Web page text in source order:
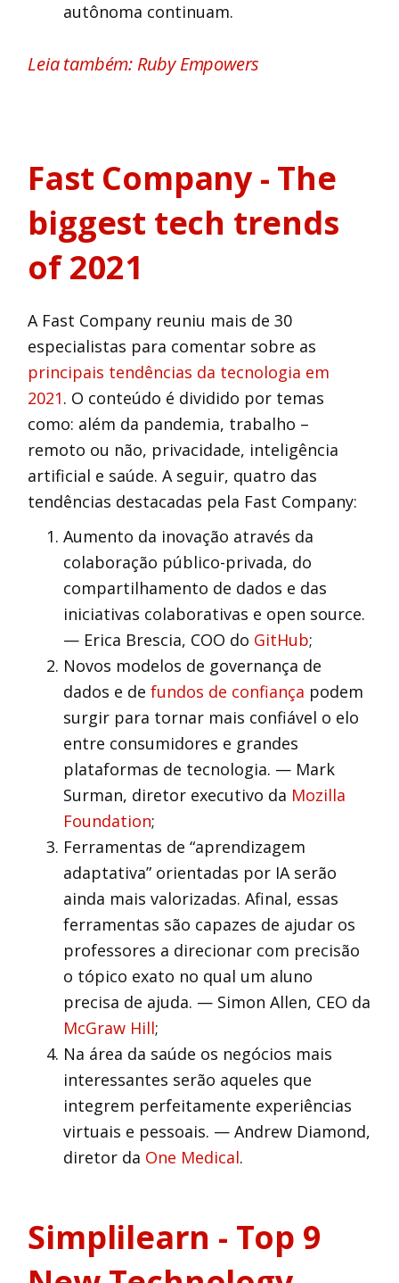
autônoma continuam.
Leia também: Ruby Empowers
Fast Company - The
biggest tech trends
of 2021
A Fast Company reuniu mais de 30
especialistas para comentar sobre as
principais tendências da tecnologia em
2021. O conteúdo é dividido por temas
como: além da pandemia, trabalho –
remoto ou não, privacidade, inteligência
artificial e saúde. A seguir, quatro das
tendências destacadas pela Fast Company:
Aumento da inovação através da
colaboração público-privada, do
compartilhamento de dados e das
iniciativas colaborativas e open source.
— Erica Brescia, COO do GitHub;
Novos modelos de governança de
dados e defundos de confiança podem
surgir para tornar mais confiável o elo ​​
entre consumidores e grandes
plataformas de tecnologia. — Mark
Surman, diretor executivo da Mozilla
Foundation;
Ferramentas de “aprendizagem
adaptativa” orientadas por IA serão
ainda mais valorizadas. Afinal, essas
ferramentas são capazes de ajudar os
professores a direcionar com precisão
o tópico exato no qual um aluno
precisa de ajuda. — Simon Allen, CEO da
McGraw Hill;
Na área da saúde os negócios mais
interessantes serão aqueles que
integrem perfeitamente experiências
virtuais e pessoais. — Andrew Diamond,
diretor da One Medical.
Simplilearn - Top 9